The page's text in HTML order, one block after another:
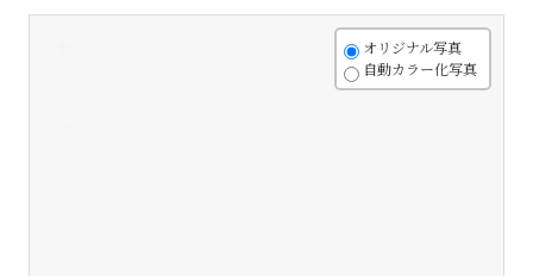
オリジナル写真
自動カラー化写真